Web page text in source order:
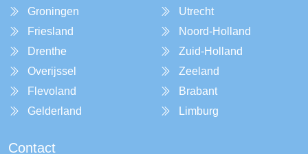
Groningen
Friesland
Drenthe
Overijssel
Flevoland
Gelderland
Utrecht
Noord-Holland
Zuid-Holland
Zeeland
Brabant
Limburg
Contact